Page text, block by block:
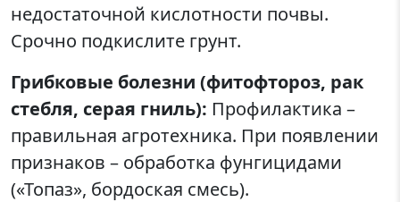
недостаточной кислотности почвы.
Срочно подкислите грунт.
Грибковые болезни (фитофтороз, рак
стебля, серая гниль): Профилактика –
правильная агротехника. При появлении
признаков – обработка фунгицидами
(«Топаз», бордоская смесь).